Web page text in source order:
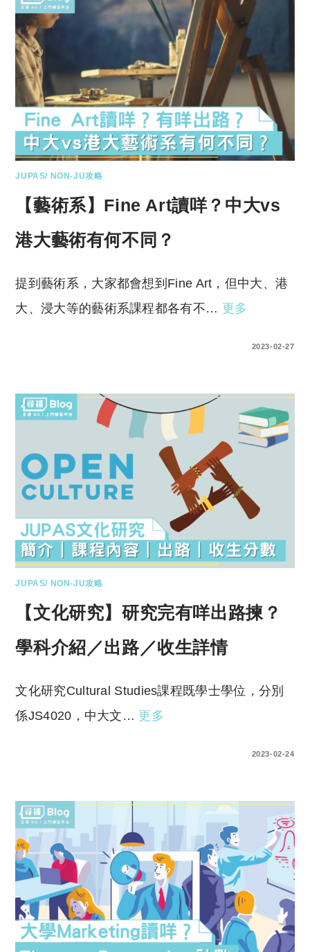
JUPAS/ NON-JU攻略
【藝術系】Fine Art讀咩？中大vs
港大藝術有何不同？
提到藝術系，大家都會想到Fine Art，但中大、港
大、浸大等的藝術系課程都各有不… 更多
2023-02-27
JUPAS/ NON-JU攻略
【文化研究】研究完有咩出路揀？
學科介紹／出路／收生詳情
文化研究Cultural Studies課程既學士學位，分別
係JS4020，中大文… 更多
2023-02-24